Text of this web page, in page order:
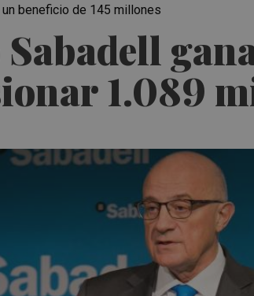
1.089
beneficio de 145 millones